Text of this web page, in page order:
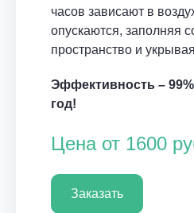
часов зависают в
опускаются, заполняя
пространство и
Эффективность –
год!
Цена от 1600
Заказать